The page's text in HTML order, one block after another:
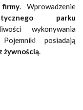
. Wprowadzenie
parku
wykonywania
posiadają
żywnością.